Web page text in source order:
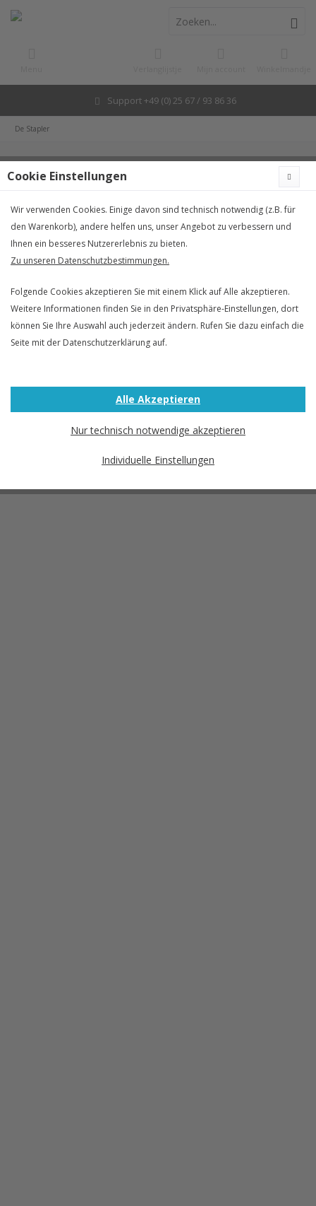
Support +49 (0) 25 67 / 93 86 36
De Stapler
Cookie Einstellungen
Wir verwenden Cookies. Einige davon sind technisch notwendig (z.B. für
den Warenkorb), andere helfen uns, unser Angebot zu verbessern und
Ihnen ein besseres Nutzererlebnis zu bieten.
Zu unseren Datenschutzbestimmungen.
Folgende Cookies akzeptieren Sie mit einem Klick auf Alle akzeptieren.
Weitere Informationen finden Sie in den Privatsphäre-Einstellungen, dort
können Sie Ihre Auswahl auch jederzeit ändern. Rufen Sie dazu einfach die
Seite mit der Datenschutzerklärung auf.
Individuelle Einstellungen
Nur technisch notwendige akzeptieren
Alle Akzeptieren